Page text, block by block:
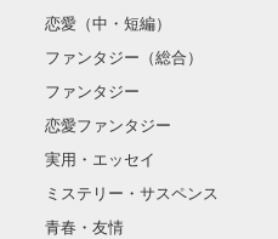
元有名サッカーチームの期
恋愛（中・短編）
ファンタジー（総合）
ファンタジー
恋愛ファンタジー
実用・エッセイ
ミステリー・サスペンス
青春・友情